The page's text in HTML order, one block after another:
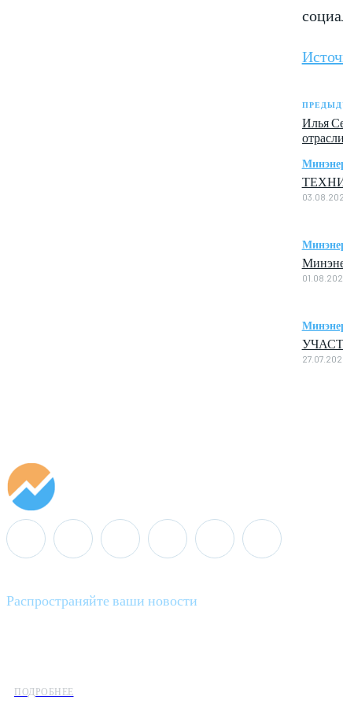
Илья
отрасли
Распространяйте ваши новости
ПОДРОБНЕЕ